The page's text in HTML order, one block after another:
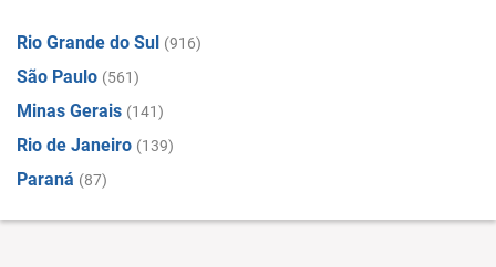
Rio Grande do Sul (916)
São Paulo (561)
Minas Gerais (141)
Rio de Janeiro (139)
Paraná (87)